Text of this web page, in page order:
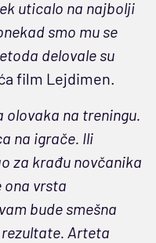
uticalo na najbolji
smo mu se
delovale su
film Lejdimen.
olovaka na treningu.
na igrače. Ili
za krađu novčanika
ona vrsta
bude smešna
Arteta